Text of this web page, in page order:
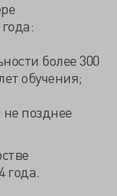
более 300
обучения;
позднее
года.